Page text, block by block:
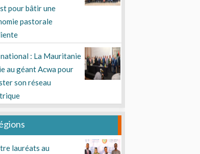
pour bâtir une
pastorale
national : La Mauritanie
au géant Acwa pour
son réseau
lauréats au